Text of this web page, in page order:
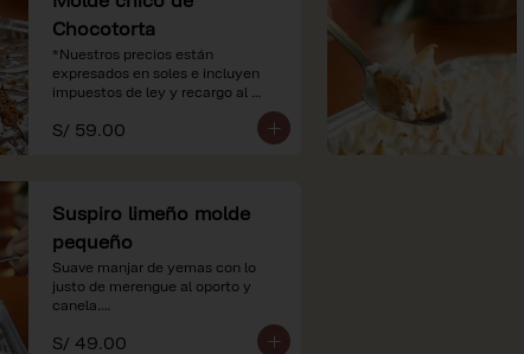
Chocotorta
*Nuestros precios están
expresados en soles e incluyen
impuestos de ley y recargo al
S/ 59.00
Suspiro limeño molde
pequeño
Suave manjar de yemas con lo
justo de merengue al oporto y
canela.
*Nuestros precios están
S/ 49.00